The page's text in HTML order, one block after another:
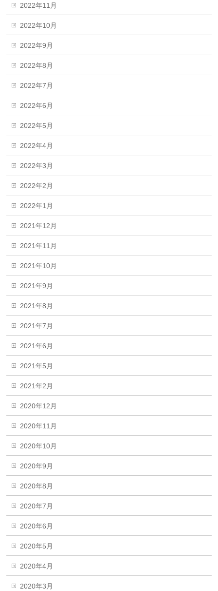
2022年11月
2022年10月
2022年9月
2022年8月
2022年7月
2022年6月
2022年5月
2022年4月
2022年3月
2022年2月
2022年1月
2021年12月
2021年11月
2021年10月
2021年9月
2021年8月
2021年7月
2021年6月
2021年5月
2021年2月
2020年12月
2020年11月
2020年10月
2020年9月
2020年8月
2020年7月
2020年6月
2020年5月
2020年4月
2020年3月